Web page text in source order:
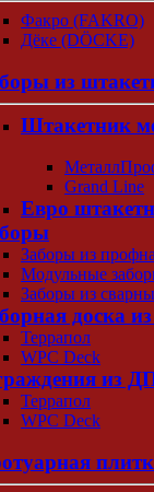
Факро (FAKRO)
Дёке (DÖCKE)
из
Штакетник
Grand Line
Евро
Заборы из
Модульные
Заборы из
доска
Террапол
WPC Deck
из
Террапол
WPC Deck